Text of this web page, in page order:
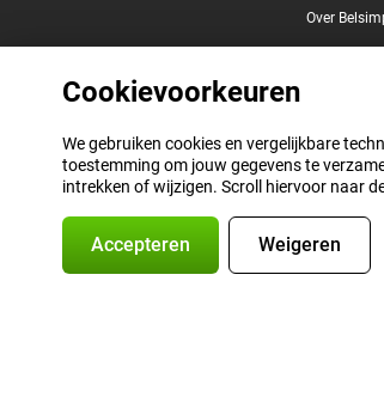
Over
Cookievoorkeuren
We gebruiken cookies en vergelijkbare
toestemming om jouw gegevens te
intrekken of wijzigen. Scroll hiervoor naar
Accepteren Weigeren